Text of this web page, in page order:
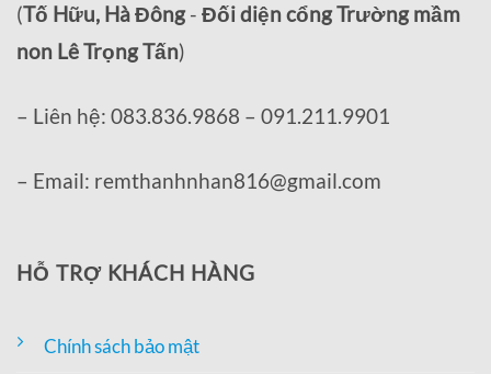
(Tố Hữu, Hà Đông- Đối diện cổng Trường mầm
non Lê Trọng Tấn)
– Liên hệ: 083.836.9868 – 091.211.9901
– Email: remthanhnhan816@gmail.com
HỖ TRỢ KHÁCH HÀNG
Chính sách bảo mật